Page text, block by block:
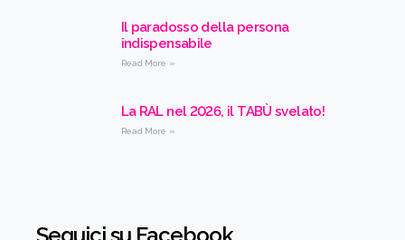
Il paradosso della persona
indispensabile
Read More »
La RAL nel 2026, il TABÙ svelato!
Read More »